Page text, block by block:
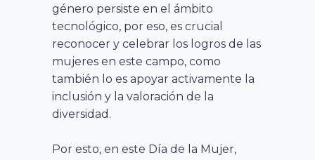
género persiste en el ámbito
tecnológico, por eso, es crucial
reconocer y celebrar los logros de las
mujeres en este campo, como
también lo es apoyar activamente la
inclusión y la valoración de la
diversidad.
Por esto, en este Día de la Mujer,